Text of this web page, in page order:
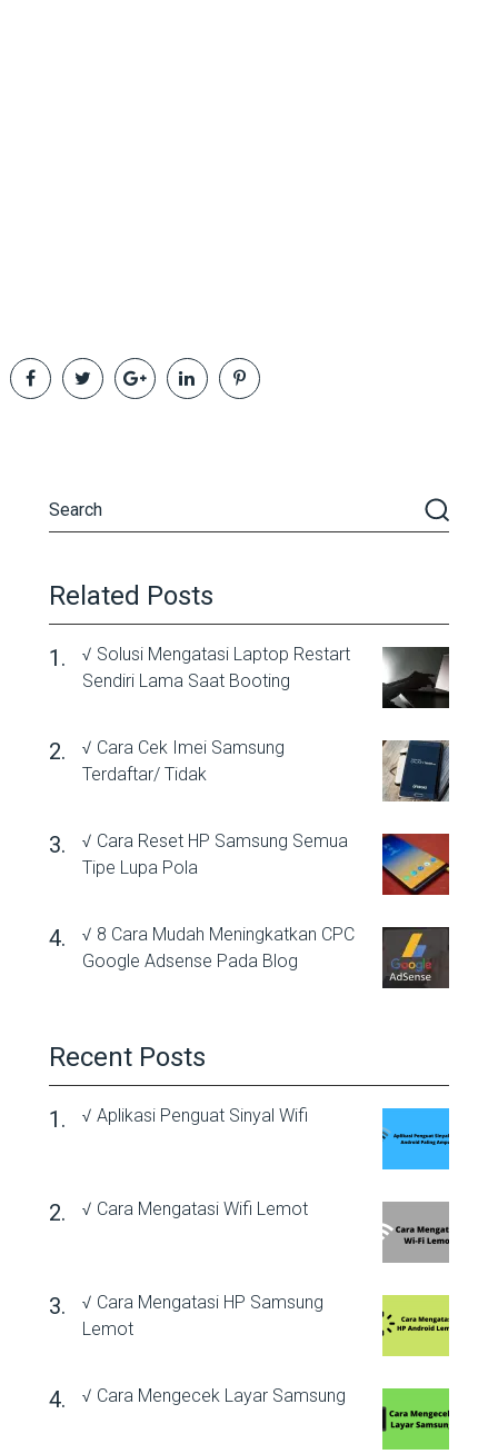
Related Posts
√ Solusi Mengatasi Laptop Restart
Sendiri Lama Saat Booting
√ Cara Cek Imei Samsung
Terdaftar/ Tidak
√ Cara Reset HP Samsung Semua
Tipe Lupa Pola
√ 8 Cara Mudah Meningkatkan CPC
Google Adsense Pada Blog
Recent Posts
√ Aplikasi Penguat Sinyal Wifi
√ Cara Mengatasi Wifi Lemot
√ Cara Mengatasi HP Samsung
Lemot
√ Cara Mengecek Layar Samsung